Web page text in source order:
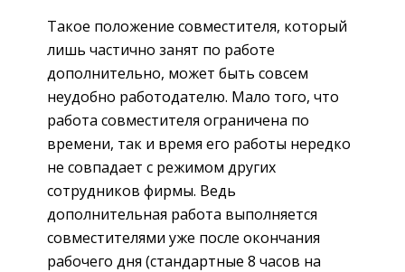
Такое положение совместителя, который
лишь частично занят по работе
дополнительно, может быть совсем
неудобно работодателю. Мало того, что
работа совместителя ограничена по
времени, так и время его работы нередко
не совпадает с режимом других
сотрудников фирмы. Ведь
дополнительная работа выполняется
совместителями уже после окончания
рабочего дня (стандартные 8 часов на